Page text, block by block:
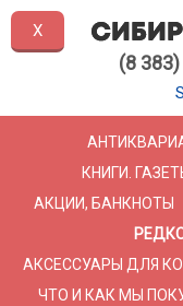
(8
КНИГИ.
АКЦИИ, БАНКНОТЫ
АКСЕССУАРЫ ДЛЯ
ЧТО И КАК МЫ
X